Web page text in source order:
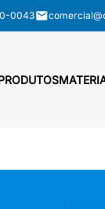
0043